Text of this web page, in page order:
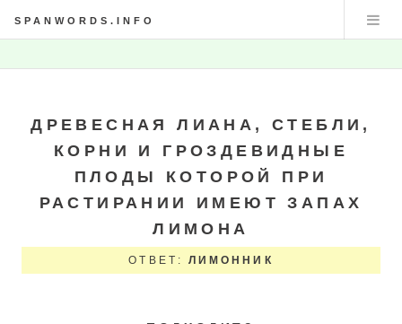
SPANWORDS.INFO
ДРЕВЕСНАЯ ЛИАНА, СТЕБЛИ,
КОРНИ И ГРОЗДЕВИДНЫЕ
ПЛОДЫ КОТОРОЙ ПРИ
РАСТИРАНИИ ИМЕЮТ ЗАПАХ
ЛИМОНА
ОТВЕТ: ЛИМОННИК